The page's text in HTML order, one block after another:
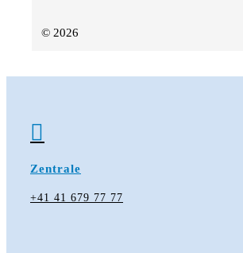
© 2026

Zentrale
+41 41 679 77 77